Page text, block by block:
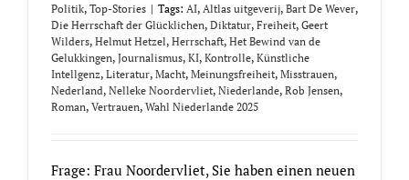
Politik, Top-Stories | Tags: AI, Altlas uitgeverij, Bart De Wever,
Die Herrschaft der Glücklichen, Diktatur, Freiheit, Geert
Wilders, Helmut Hetzel, Herrschaft, Het Bewind van de
Gelukkingen, Journalismus, KI, Kontrolle, Künstliche
Intellgenz, Literatur, Macht, Meinungsfreiheit, Misstrauen,
Nederland, Nelleke Noordervliet, Niederlande, Rob Jensen,
Roman, Vertrauen, Wahl Niederlande 2025
Frage: Frau Noordervliet, Sie haben einen neuen